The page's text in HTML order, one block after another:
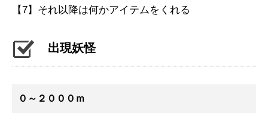
【7】それ以降は何かアイテムをくれる
出現妖怪
０～２０００ｍ